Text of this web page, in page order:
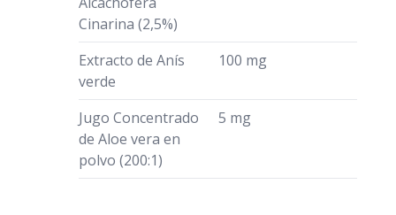
Cinarina (2,5%)
Extracto de Anís
verde
100 mg
Jugo Concentrado
de Aloe vera en
polvo (200:1)
5 mg